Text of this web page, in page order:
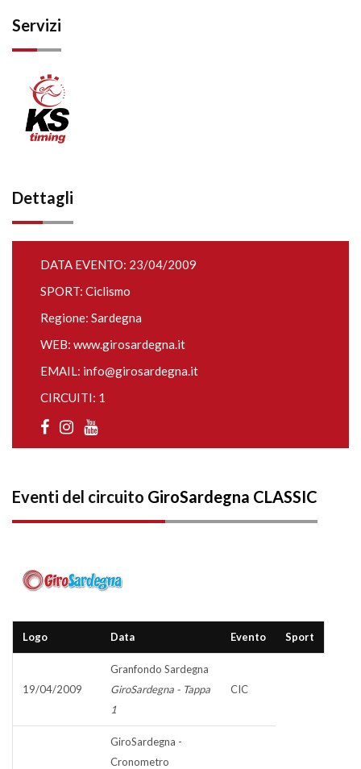
Servizi
Dettagli
DATA EVENTO: 23/04/2009
SPORT: Ciclismo
Regione: Sardegna
WEB: www.girosardegna.it
EMAIL: info@girosardegna.it
CIRCUITI: 1
Eventi del circuito GiroSardegna CLASSIC
Logo Data Evento Sport
19/04/2009
Granfondo Sardegna
GiroSardegna - Tappa
1
CIC
GiroSardegna -
Cronometro